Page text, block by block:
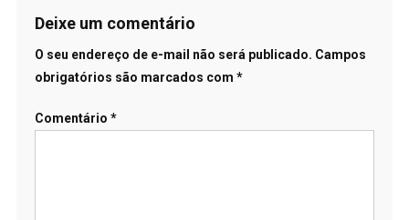
Deixe um comentário
O seu endereço de e-mail não será publicado. Campos
obrigatórios são marcados com *
Comentário *